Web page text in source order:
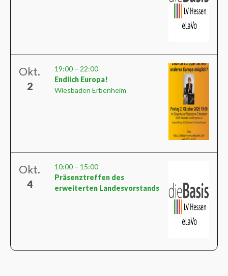
Okt.
2
19:00 – 22:00
Endlich Europa!
Wiesbaden Erbenheim
Okt.
4
10:00 – 15:00
Präsenztreffen des
erweiterten Landesvorstands